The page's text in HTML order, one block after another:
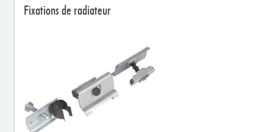
Fixations de radiateur